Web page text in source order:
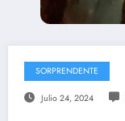
SORPRENDENTE
Julio 24, 2024